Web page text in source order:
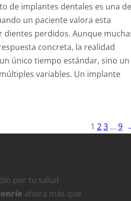
de implantes dentales es una de
un paciente valora esta
dientes perdidos. Aunque
concreta, la realidad
único tiempo estándar, sino un
variables. Un implante
1 23 …9
por tu salud
ahora más que